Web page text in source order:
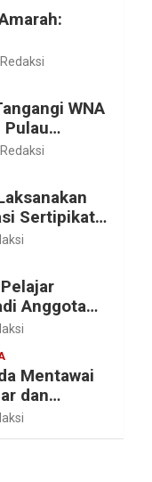
Redaksi
WNA
Pulau
Redaksi
Sertipikat
Mentawai
Anggota
Sumbar
Mentawai
dan
di Kota